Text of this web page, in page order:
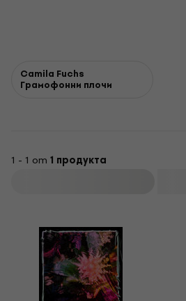
Camila Fuchs
Грамофонни плочи
1 - 1 от 1 продукта